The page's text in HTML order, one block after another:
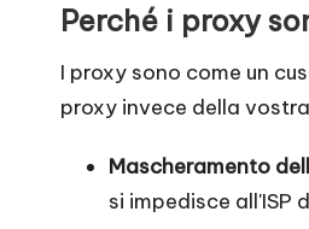
Perché i proxy
I proxy sono come un
proxy invece della
Mascheramento
si impedisce all'ISP